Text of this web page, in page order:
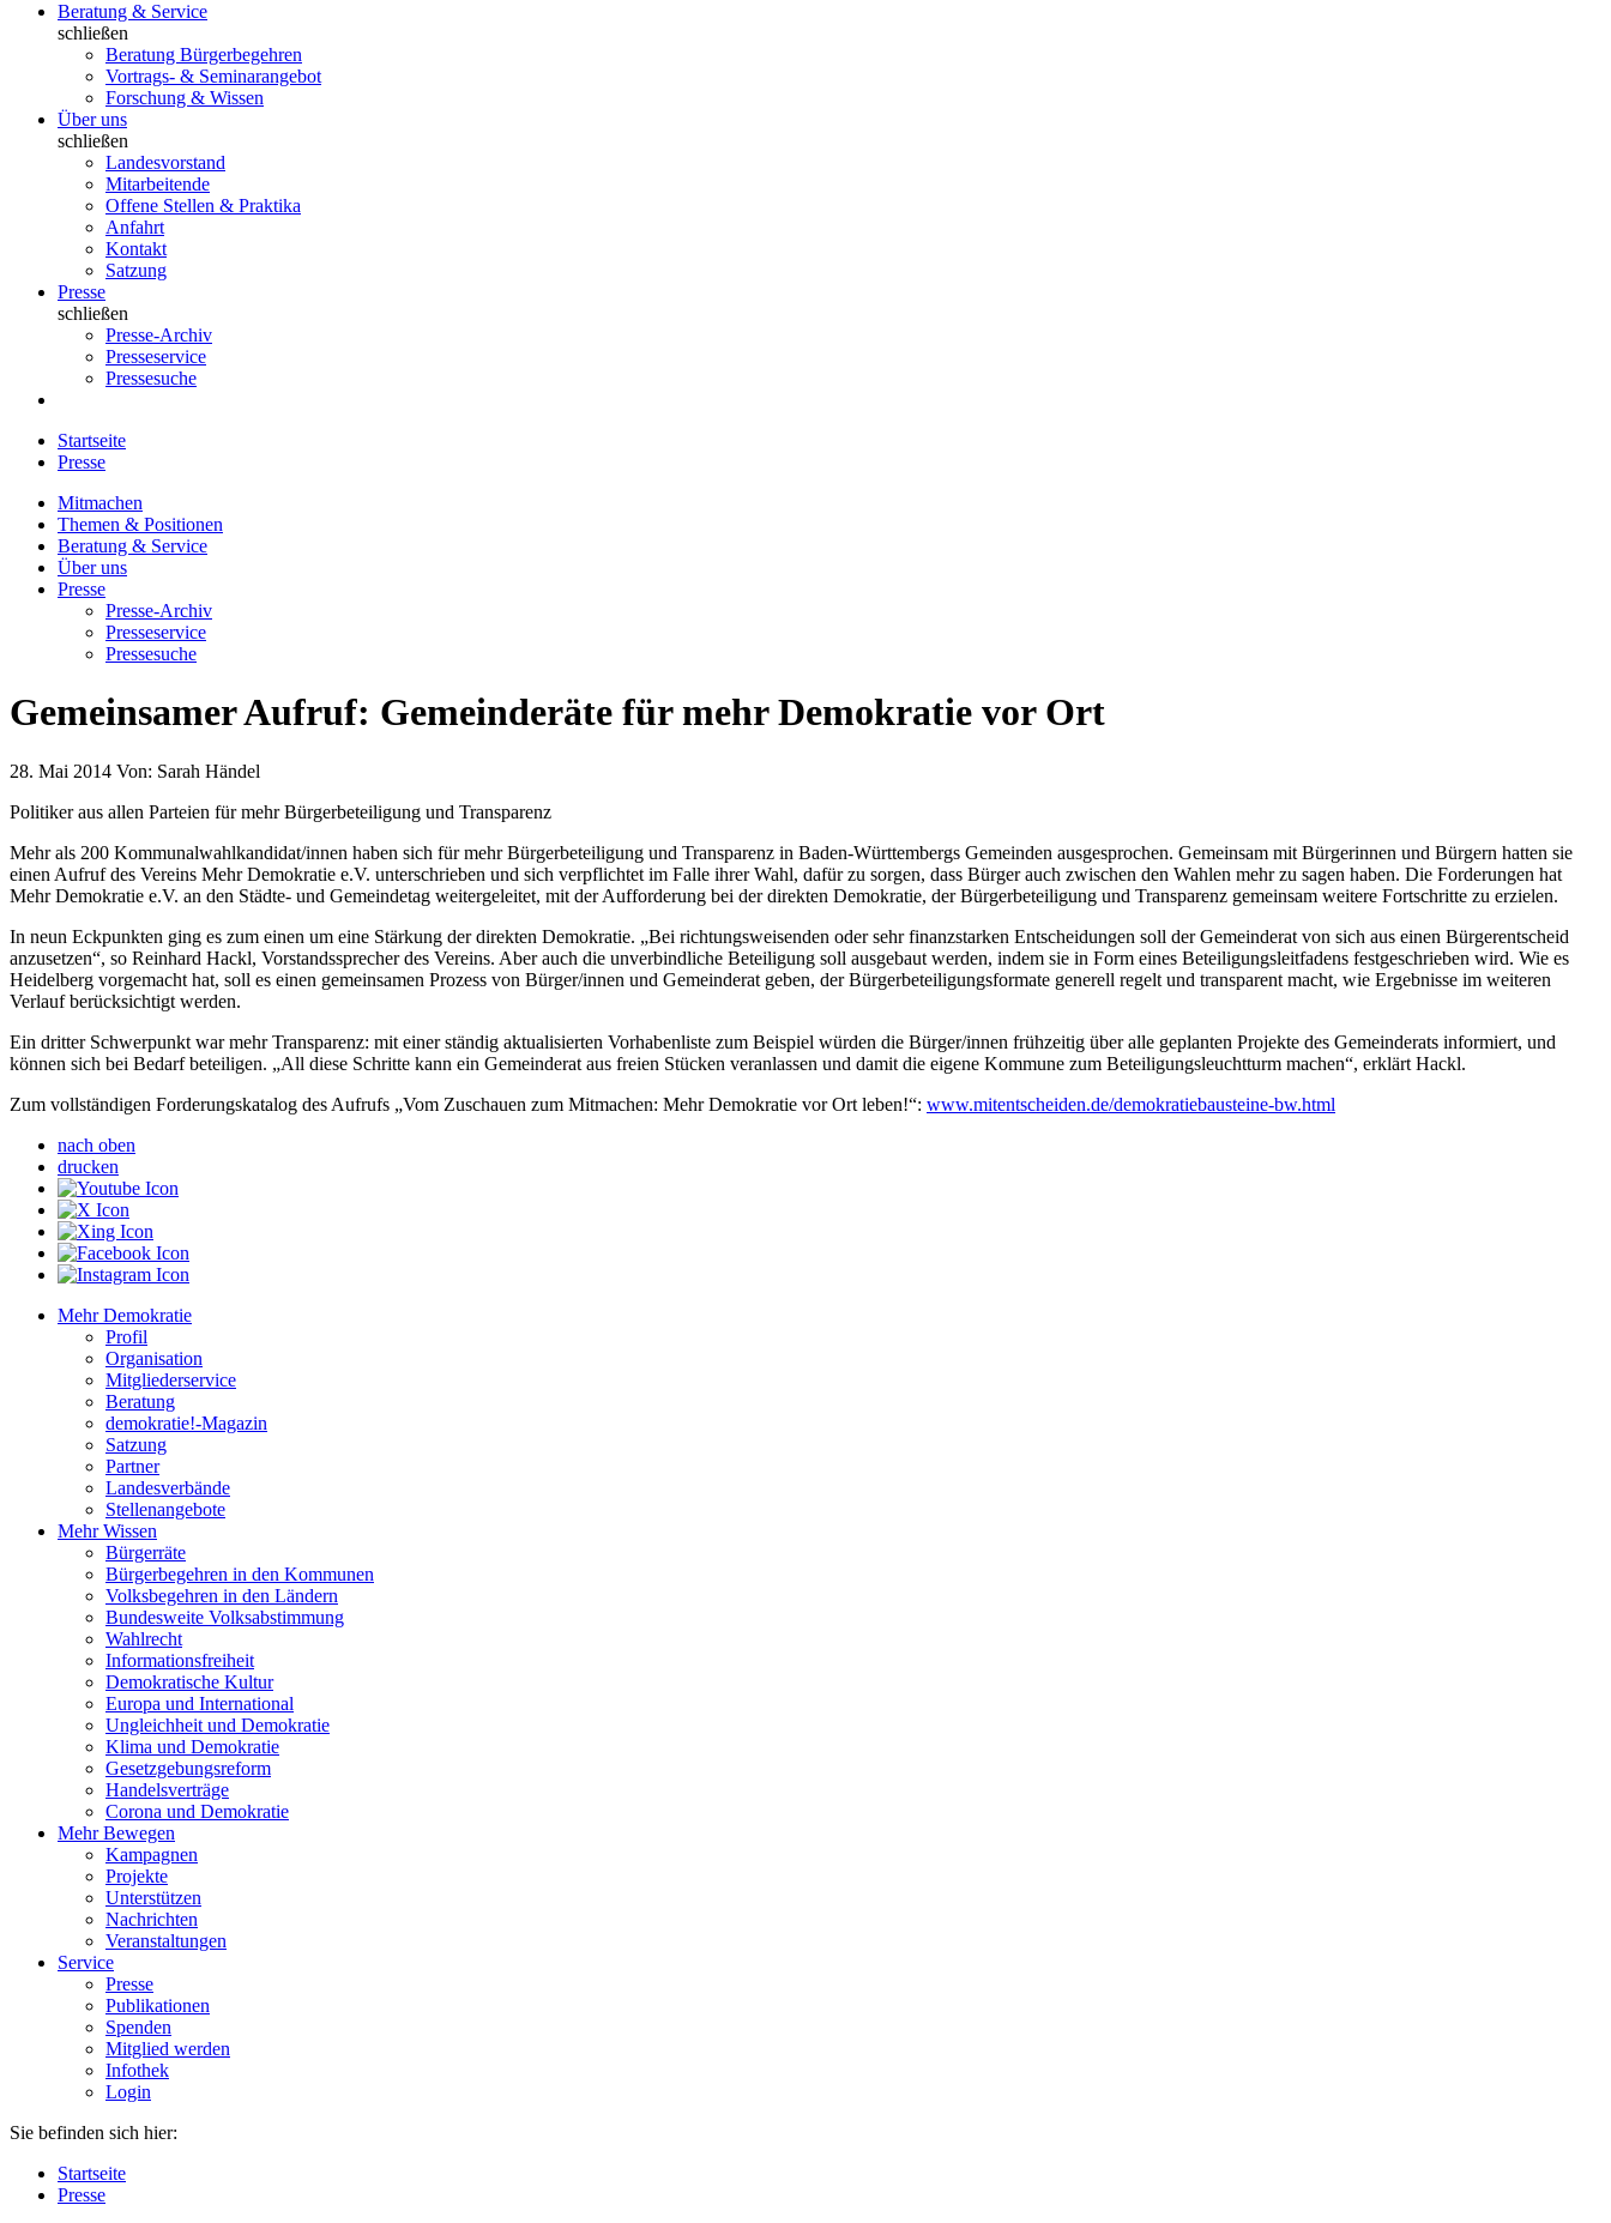
Beratung & Service
schließen
Beratung Bürgerbegehren
Vortrags- & Seminarangebot
Forschung & Wissen
Über uns
schließen
Landesvorstand
Mitarbeitende
Offene Stellen & Praktika
Anfahrt
Kontakt
Satzung
Presse
schließen
Presse-Archiv
Presseservice
Pressesuche
Startseite
Presse
Mitmachen
Themen & Positionen
Beratung & Service
Über uns
Presse
Presse-Archiv
Presseservice
Pressesuche
Gemeinsamer Aufruf: Gemeinderäte für mehr Demokratie vor Ort
28. Mai 2014 Von: Sarah Händel
Politiker aus allen Parteien für mehr Bürgerbeteiligung und Transparenz
Mehr als 200 Kommunalwahlkandidat/innen haben sich für mehr Bürgerbeteiligung und Transparenz in Baden-Württembergs Gemeinden ausgesprochen. Gemeinsam mit Bürgerinnen und Bürgern hatten sie
einen Aufruf des Vereins Mehr Demokratie e.V. unterschrieben und sich verpflichtet im Falle ihrer Wahl, dafür zu sorgen, dass Bürger auch zwischen den Wahlen mehr zu sagen haben. Die Forderungen hat
Mehr Demokratie e.V. an den Städte- und Gemeindetag weitergeleitet, mit der Aufforderung bei der direkten Demokratie, der Bürgerbeteiligung und Transparenz gemeinsam weitere Fortschritte zu erzielen.
In neun Eckpunkten ging es zum einen um eine Stärkung der direkten Demokratie. „Bei richtungsweisenden oder sehr finanzstarken Entscheidungen soll der Gemeinderat von sich aus einen Bürgerentscheid
anzusetzen“, so Reinhard Hackl, Vorstandssprecher des Vereins. Aber auch die unverbindliche Beteiligung soll ausgebaut werden, indem sie in Form eines Beteiligungsleitfadens festgeschrieben wird. Wie es
Heidelberg vorgemacht hat, soll es einen gemeinsamen Prozess von Bürger/innen und Gemeinderat geben, der Bürgerbeteiligungsformate generell regelt und transparent macht, wie Ergebnisse im weiteren
Verlauf berücksichtigt werden.
Ein dritter Schwerpunkt war mehr Transparenz: mit einer ständig aktualisierten Vorhabenliste zum Beispiel würden die Bürger/innen frühzeitig über alle geplanten Projekte des Gemeinderats informiert, und
können sich bei Bedarf beteiligen. „All diese Schritte kann ein Gemeinderat aus freien Stücken veranlassen und damit die eigene Kommune zum Beteiligungsleuchtturm machen“, erklärt Hackl.
Zum vollständigen Forderungskatalog des Aufrufs „Vom Zuschauen zum Mitmachen: Mehr Demokratie vor Ort leben!“: www.mitentscheiden.de/demokratiebausteine-bw.html
nach oben
drucken
Mehr Demokratie
Profil
Organisation
Mitgliederservice
Beratung
demokratie!-Magazin
Satzung
Partner
Landesverbände
Stellenangebote
Mehr Wissen
Bürgerräte
Bürgerbegehren in den Kommunen
Volksbegehren in den Ländern
Bundesweite Volksabstimmung
Wahlrecht
Informationsfreiheit
Demokratische Kultur
Europa und International
Ungleichheit und Demokratie
Klima und Demokratie
Gesetzgebungsreform
Handelsverträge
Corona und Demokratie
Mehr Bewegen
Kampagnen
Projekte
Unterstützen
Nachrichten
Veranstaltungen
Service
Presse
Publikationen
Spenden
Mitglied werden
Infothek
Login
Sie befinden sich hier:
Startseite
Presse